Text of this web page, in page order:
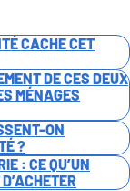
CACHE CET
DE CES DEUX
MÉNAGES
ON
?
: CE QU’UN